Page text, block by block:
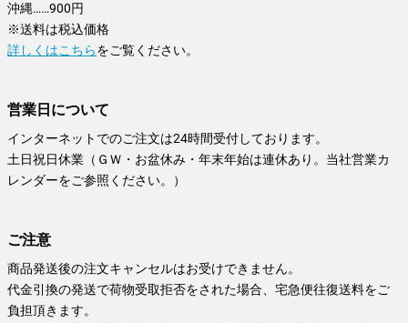
沖縄……900円
※送料は税込価格
詳しくはこちらをご覧ください。
営業日について
インターネットでのご注文は24時間受付しております。
土日祝日休業（ＧＷ・お盆休み・年末年始は連休あり。当社営業カ
レンダーをご参照ください。）
ご注意
商品発送後の注文キャンセルはお受けできません。
代金引換の発送で荷物受取拒否をされた場合、宅急便往復送料をご
負担頂きます。